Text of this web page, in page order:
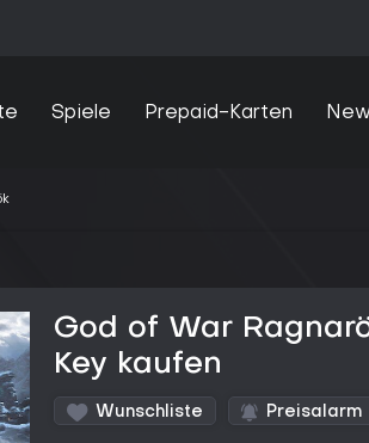
Spiele Prepaid-Karten
God of War
Key kaufen
Wunschliste Preisalarm